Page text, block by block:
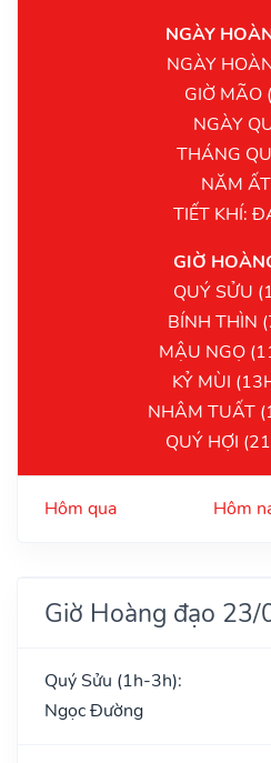
NGÀY
NGÀY
GIỜ MÃO
NGÀY
THÁNG
NĂM
TIẾT KHÍ:
GIỜ
QUÝ SỬU
BÍNH THÌN
MẬU NGỌ
KỶ MÙI
NHÂM TUẤT
QUÝ HỢI
Hôm qua Hôm
Giờ Hoàng đạo
Quý Sửu (1h-3h):
Ngọc Đường